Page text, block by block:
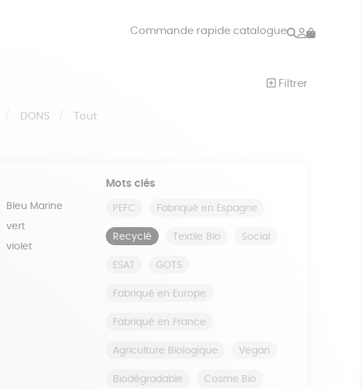
Commande rapide catalogue Rechercher
Mon
Filtrer
DONS Tout
Bleu Marine
vert
violet
Mots clés
PEFC Fabriqué en Espagne
Recyclé Textile Bio Social
ESAT GOTS
Fabriqué en Europe
Fabriqué en France
Agriculture Biologique Vegan
Biodégradable Cosme Bio